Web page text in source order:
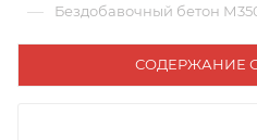
— Бездобавочный бетон
СОДЕРЖАНИЕ